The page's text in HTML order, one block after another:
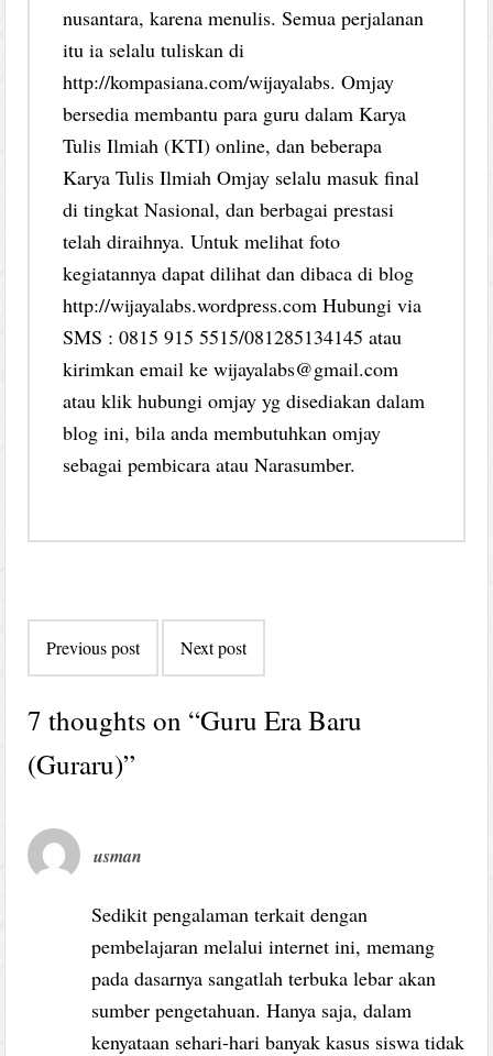
nusantara, karena menulis. Semua perjalanan
itu ia selalu tuliskan di
http://kompasiana.com/wijayalabs. Omjay
bersedia membantu para guru dalam Karya
Tulis Ilmiah (KTI) online, dan beberapa
Karya Tulis Ilmiah Omjay selalu masuk final
di tingkat Nasional, dan berbagai prestasi
telah diraihnya. Untuk melihat foto
kegiatannya dapat dilihat dan dibaca di blog
http://wijayalabs.wordpress.com Hubungi via
SMS : 0815 915 5515/081285134145 atau
kirimkan email ke wijayalabs@gmail.com
atau klik hubungi omjay yg disediakan dalam
blog ini, bila anda membutuhkan omjay
sebagai pembicara atau Narasumber.
navigation
Previous post Next post
7 thoughts on “Guru Era Baru
(Guraru)”
usman
Sedikit pengalaman terkait dengan
pembelajaran melalui internet ini, memang
pada dasarnya sangatlah terbuka lebar akan
sumber pengetahuan. Hanya saja, dalam
kenyataan sehari-hari banyak kasus siswa tidak